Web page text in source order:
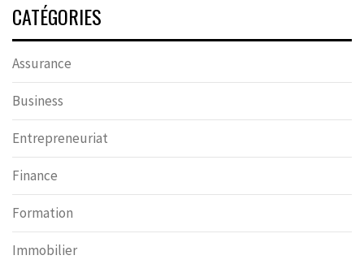
CATÉGORIES
Assurance
Business
Entrepreneuriat
Finance
Formation
Immobilier